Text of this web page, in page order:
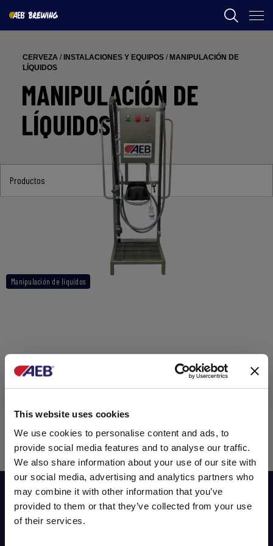
This website uses cookies
We use cookies to personalise content and ads, to
provide social media features and to analyse our traffic.
We also share information about your use of our site with
our social media, advertising and analytics partners who
may combine it with other information that you’ve
provided to them or that they’ve collected from your use
of their services.
ENOLOGÍA
CERVEZA
FOOD
CERVEZA / INSTALACIONES Y EQUIPOS / MANIPULACIÓN DE
LÍQUIDOS
MANIPULACIÓN DE
LÍQUIDOS
Productos
Manipulación de líquidos
Suscribirse a nuestro newsletter